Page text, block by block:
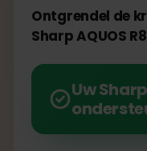
Ontgrendel de
Sharp AQUOS
Uw